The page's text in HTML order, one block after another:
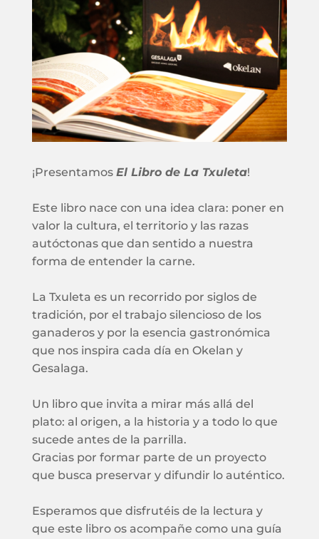
¡Presentamos El Libro de La Txuleta!
Este libro nace con una idea clara: poner en
valor la cultura, el territorio y las razas
autóctonas que dan sentido a nuestra
forma de entender la carne.
La Txuleta es un recorrido por siglos de
tradición, por el trabajo silencioso de los
ganaderos y por la esencia gastronómica
que nos inspira cada día en Okelan y
Gesalaga.
Un libro que invita a mirar más allá del
plato: al origen, a la historia y a todo lo que
sucede antes de la parrilla.
Gracias por formar parte de un proyecto
que busca preservar y difundir lo auténtico.
Esperamos que disfrutéis de la lectura y
que este libro os acompañe como una guía